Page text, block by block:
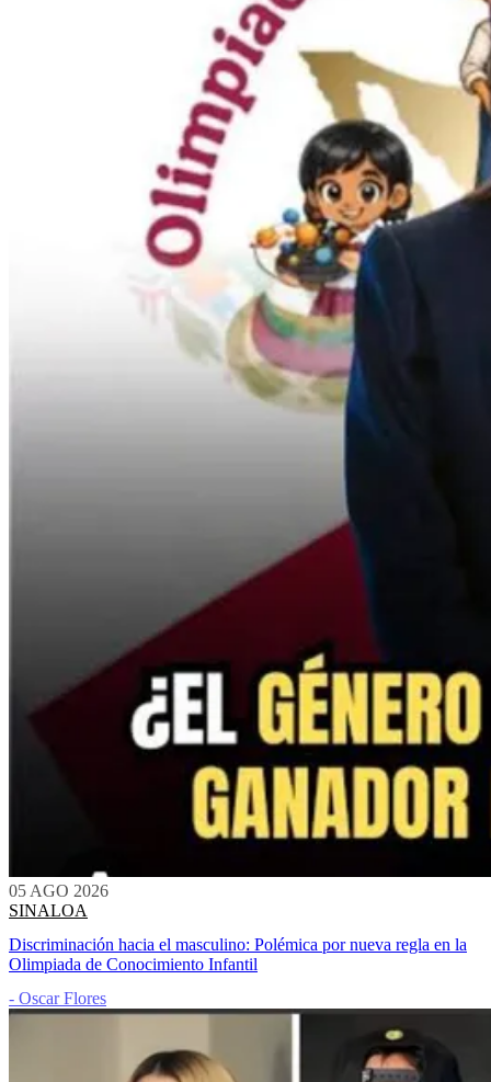
05 AGO 2026
SINALOA
Discriminación hacia el masculino: Polémica por nueva regla en la
Olimpiada de Conocimiento Infantil
- Oscar Flores